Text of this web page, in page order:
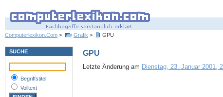
Computerlexikon.Com > Grafik > GPU
GPU
Letzte Änderung am Dienstag, 23. Januar 2001,
SUCHE
Begriffstitel
Volltext